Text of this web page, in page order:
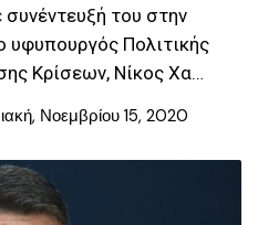
του στην
υφυπουργός Πολιτικής
Κρίσεων, Νίκος Χα…
Νοεμβρίου 15, 2020